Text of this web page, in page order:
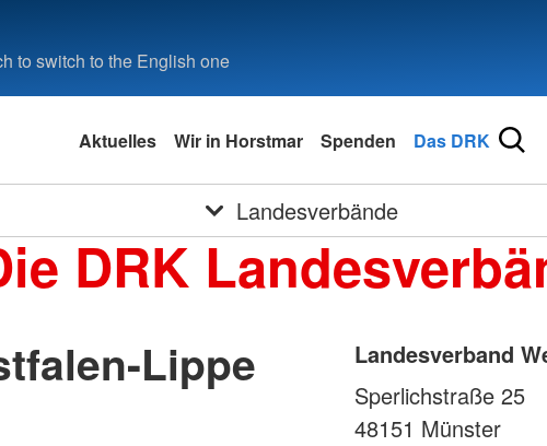
to switch to the English one
Aktuelles Wir in Horstmar Spenden Das DRK
Landesverbände
DRK
Lippe
Landesverband
Sperlichstraße 25
48151 Münster